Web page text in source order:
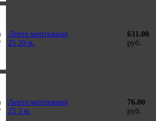
Лента монтажная
25 20 м.
631.00
руб.
Лента монтажная
25 2 м.
76.00
руб.